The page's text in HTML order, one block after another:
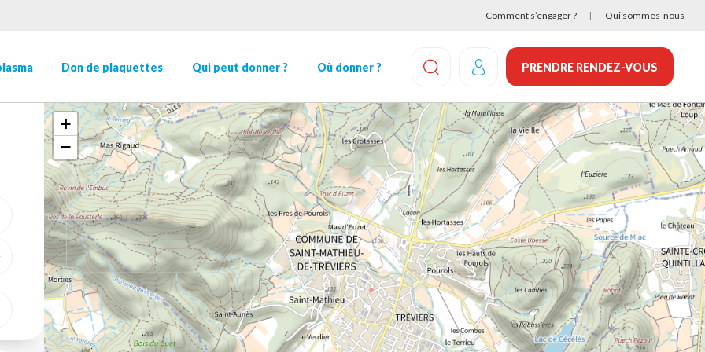
Comment s’engager ? Qui sommes-nous
Don de plaquettes Qui peut donner ? Où donner ?
EFFECTUEZ UNE RECHERCHE
PRENDRE RENDEZ-VOUS
GÉOLOCALISER
+
−